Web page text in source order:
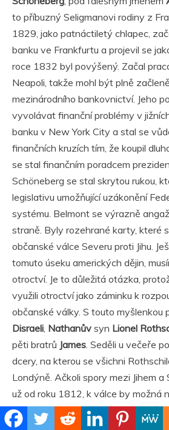
to příbuzný Seligmanovi rodiny z
1829, jako patnáctiletý chlapec,
banku ve Frankfurtu a projevil se
roce 1832 byl povýšený. Začal
Neapoli, takže mohl být plně
mezinárodního bankovnictví. Jeho
vyvolávat finanční problémy v
banku v New York City a stal se
finančních kruzích tím, že koupil
se stal finančním poradcem
Schöneberg se stal skrytou rukou,
legislativu umožňující uzákonění
systému. Belmont se výrazně
straně. Byly rozehrané karty, které
občanské válce Severu proti Jihu.
tomuto úseku amerických dějin,
otroctví. Je to důležitá otázka,
využili otroctví jako záminku k
občanské války. S touto myšlenkou
Disraeli Nathanův syn Lionel
pěti bratrů James . Seděli u večeře
dcery, na kterou se všichni
Londýně. Ačkoli spory mezi Jihem
už od roku 1812, k válce by možná
skryté ruky Rothschildů. Existují
Evropě žili chudí lidé v otroctví, krajní